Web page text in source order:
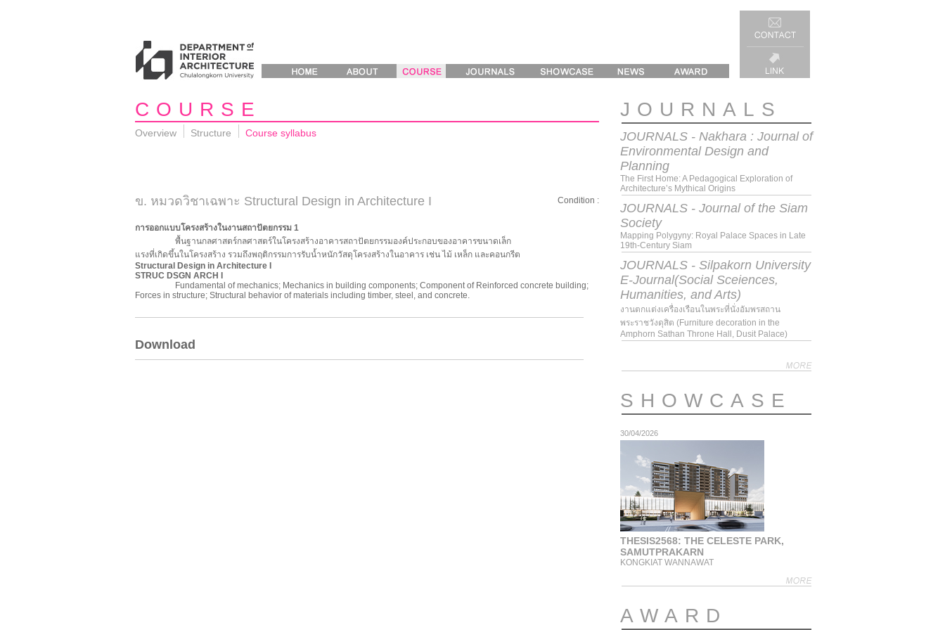
COURSE
Overview Structure Course syllabus
ข. หมวดวิชาเฉพาะ Structural Design in Architecture I Condition :
การออกแบบโครงสร้างในงานสถาปัตยกรรม 1
พื้นฐานกลศาสตร์กลศาสตร์ในโครงสร้างอาคารสถาปัตยกรรมองค์ประกอบของอาคารขนาดเล็ก
แรงที่เกิดขึ้นในโครงสร้าง รวมถึงพฤติกรรมการรับน้ำหนักวัสดุโครงสร้างในอาคาร เช่น ไม้ เหล็ก และคอนกรีต
Structural Design in Architecture I
STRUC DSGN ARCH I
Fundamental of mechanics; Mechanics in building components; Component of Reinforced concrete building;
Forces in structure; Structural behavior of materials including timber, steel, and concrete.
Download
JOURNALS
JOURNALS - Nakhara : Journal of
Environmental Design and
Planning
The First Home: A Pedagogical Exploration of
Architecture’s Mythical Origins
JOURNALS - Journal of the Siam
Society
Mapping Polygyny: Royal Palace Spaces in Late
19th-Century Siam
JOURNALS - Silpakorn University
E-Journal(Social Sceiences,
Humanities, and Arts)
งานตกแต่งเครื่องเรือนในพระที่นั่งอัมพรสถาน
พระราชวังดุสิต (Furniture decoration in the
Amphorn Sathan Throne Hall, Dusit Palace)
SHOWCASE
30/04/2026
THESIS2568: THE CELESTE PARK,
SAMUTPRAKARN
KONGKIAT WANNAWAT
AWARD